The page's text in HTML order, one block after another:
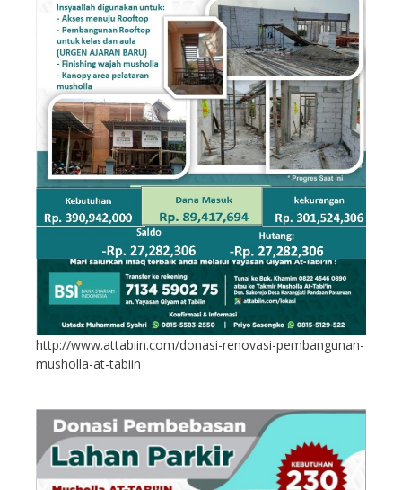
http://www.attabiin.com/donasi-renovasi-pembangunan-
musholla-at-tabiin